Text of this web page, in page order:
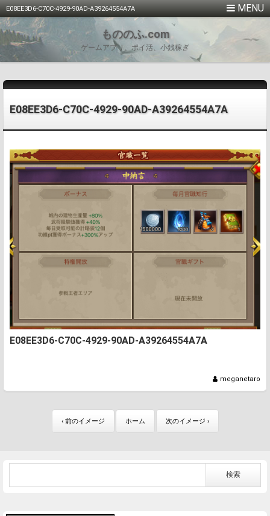
E08EE3D6-C70C-4929-90AD-A39264554A7A
もののふ.com
ゲームアプリ、ポイ活、小銭稼ぎ
E08EE3D6-C70C-4929-90AD-A39264554A7A
E08EE3D6-C70C-4929-90AD-A39264554A7A
meganetaro
‹ 前のイメージ ホーム 次のイメージ ›